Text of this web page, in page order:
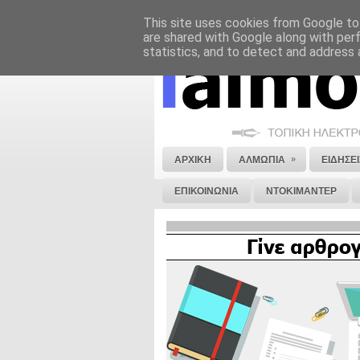
ΝΟΜΙΚΗ ΣΗΜΕΙΩΣΗ ΔΙΑΦΗΜΙΣΗ
ΑΡΧΙΚΗ ΑΛΜΩΠΙΑ »
ΕΠΙΚΟΙΝΩΝΙΑ ΝΤΟΚΙΜΑΝΤΕΡ
This site uses cookies from Google
are shared with Google along with
statistics, and to detect and address